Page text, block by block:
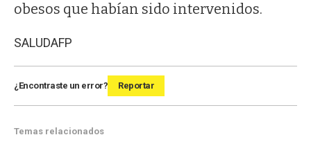
obesos que habían sido intervenidos.
SALUDAFP
¿Encontraste un error? Reportar
Temas relacionados